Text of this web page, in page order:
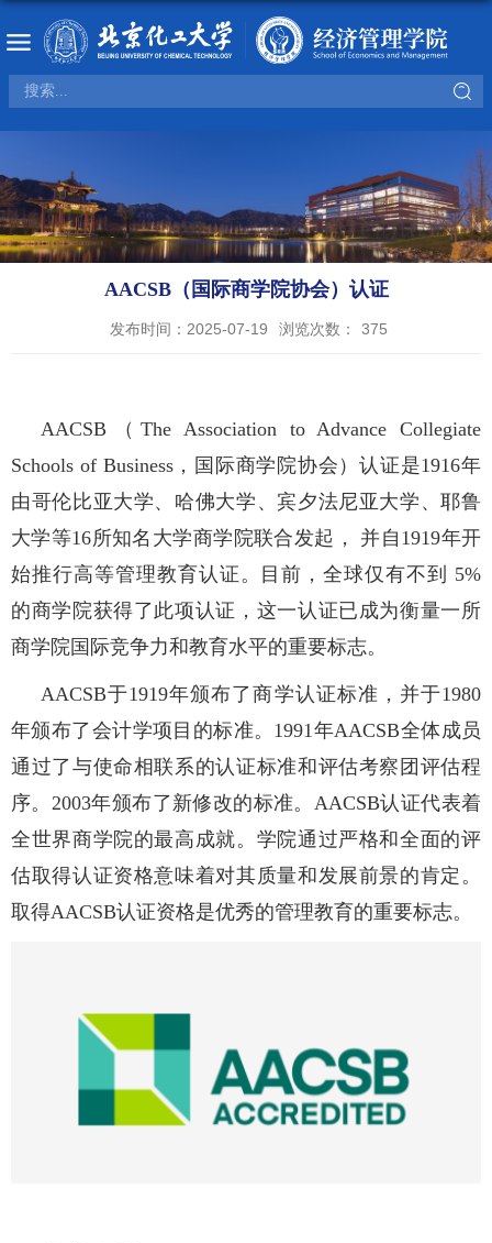
AACSB（国际商学院协会）认证
发布时间：2025-07-19 浏览次数： 375
AACSB （The Association to Advance Collegiate
Schools of Business，国际商学院协会）认证是1916年
由哥伦比亚大学、哈佛大学、宾夕法尼亚大学、耶鲁
大学等16所知名大学商学院联合发起， 并自 1919年开
始推行高等管理教育认证。目前，全球仅有不到
5%
的商学院获得了此项认证，这一认证已成为衡量一所
商学院国际竞争力和教育水平的重要标志。
AACSB于1919年颁布了商学认证标准，并于1980
年颁布了会计学项目的标准。 1991年AACSB全体成员
通过了与使命相联系的认证标准和评估考察团评估程
序。 2003年颁布了新修改的标准。 AACSB认证代表着
全世界商学院的最高成就。学院通过严格和全面的评
估取得认证资格意味着对其质量和发展前景的肯定。
取得AACSB认证资格是优秀的管理教育的重要标志。